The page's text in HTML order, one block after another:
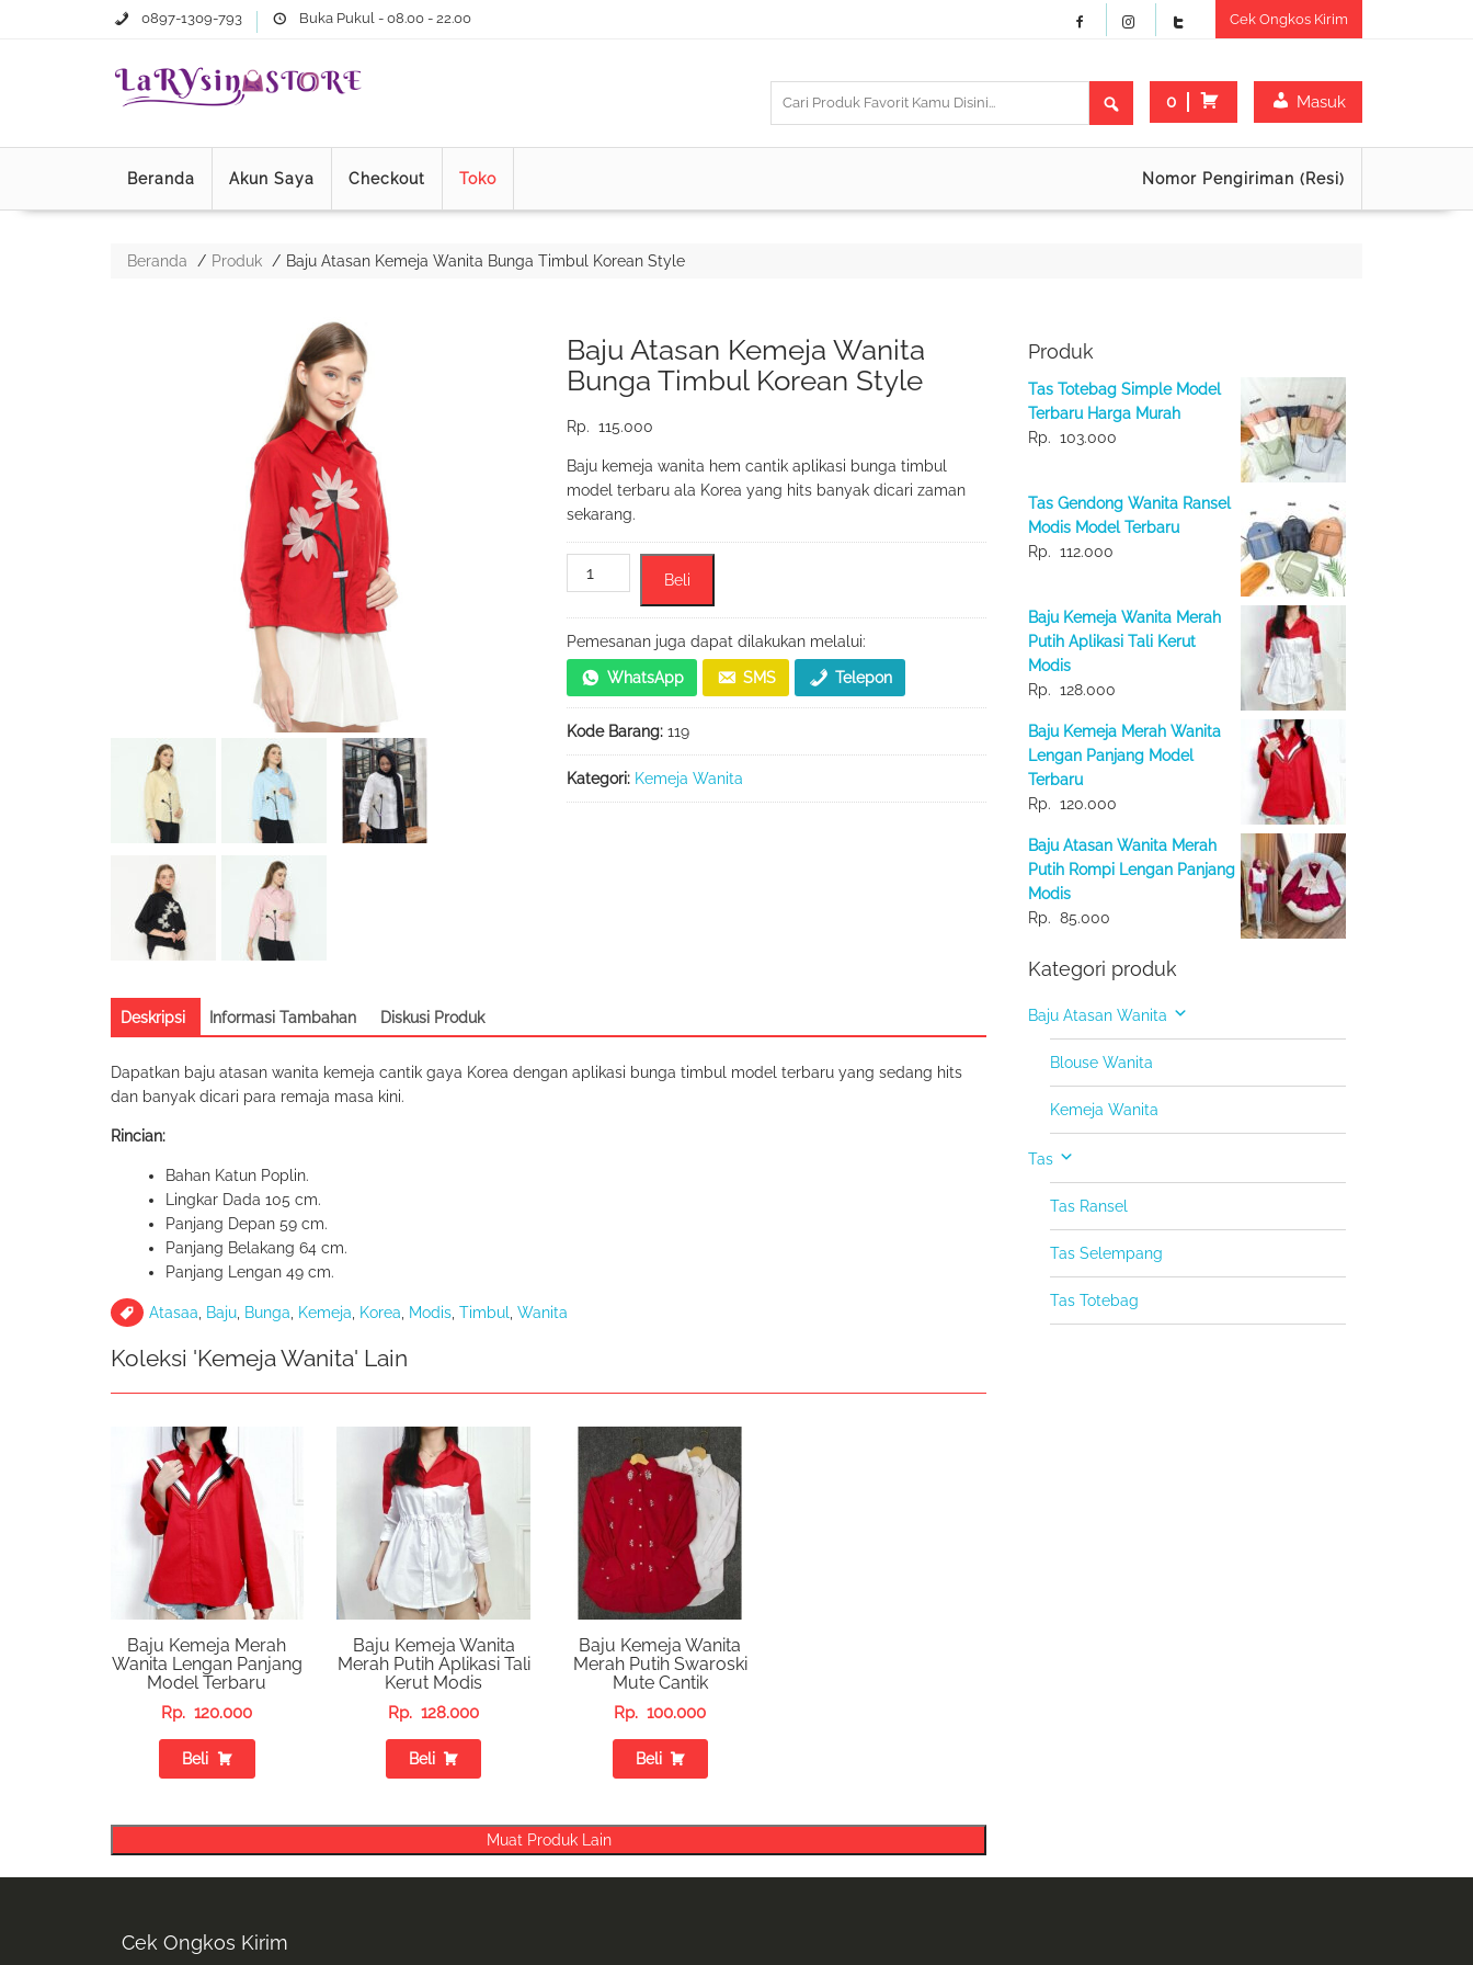
0897-1309-793 Buka Pukul - 08.00 - 22.00 Cek Ongkos Kirim
0 Masuk
Beranda Akun Saya Checkout Toko Nomor Pengiriman (Resi)
Beranda Produk Baju Atasan Kemeja Wanita Bunga Timbul Korean Style
Baju Atasan Kemeja Wanita
Bunga Timbul Korean Style
Rp. 115.000
Baju kemeja wanita hem cantik aplikasi bunga timbul
model terbaru ala Korea yang hits banyak dicari zaman
sekarang.
Kuantitas
Baju
Atasan
Kemeja
Wanita
Bunga
Timbul
Korean
Style
Beli
Pemesanan juga dapat dilakukan melalui:
WhatsApp SMS Telepon
Kode Barang: 119
Kategori: Kemeja Wanita
Deskripsi Informasi Tambahan Diskusi Produk
Dapatkan baju atasan wanita kemeja cantik gaya Korea dengan aplikasi bunga timbul model terbaru yang sedang hits
dan banyak dicari para remaja masa kini.
Rincian:
Bahan Katun Poplin.
Lingkar Dada 105 cm.
Panjang Depan 59 cm.
Panjang Belakang 64 cm.
Panjang Lengan 49 cm.
Atasaa Baju, Bunga Kemeja Korea Modis, Timbul Wanita
Koleksi 'Kemeja Wanita' Lain
Baju Kemeja Merah
Wanita Lengan Panjang
Model Terbaru
Rp. 120.000
Beli
Baju Kemeja Wanita
Merah Putih Aplikasi Tali
Kerut Modis
Rp. 128.000
Beli
Baju Kemeja Wanita
Merah Putih Swaroski
Mute Cantik
Rp. 100.000
Beli
Muat Produk Lain
Produk
Tas Totebag Simple Model
Terbaru Harga Murah
Rp. 103.000
Tas Gendong Wanita Ransel
Modis Model Terbaru
Rp. 112.000
Baju Kemeja Wanita Merah
Putih Aplikasi Tali Kerut
Modis
Rp. 128.000
Baju Kemeja Merah Wanita
Lengan Panjang Model
Terbaru
Rp. 120.000
Baju Atasan Wanita Merah
Putih Rompi Lengan Panjang
Modis
Rp. 85.000
Kategori produk
Baju Atasan Wanita
Blouse Wanita
Kemeja Wanita
Tas
Tas Ransel
Tas Selempang
Tas Totebag
Cek Ongkos Kirim